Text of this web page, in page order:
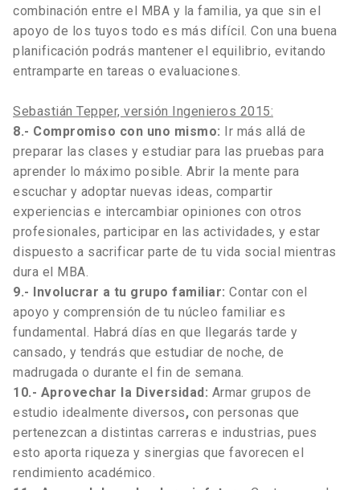
combinación entre el MBA y la familia, ya que sin el
apoyo de los tuyos todo es más difícil. Con una buena
planificación podrás mantener el equilibrio, evitando
entramparte en tareas o evaluaciones.
Sebastián Tepper, versión Ingenieros 2015:
8.- Compromiso con uno mismo: Ir más allá de
preparar las clases y estudiar para las pruebas para
aprender lo máximo posible. Abrir la mente para
escuchar y adoptar nuevas ideas, compartir
experiencias e intercambiar opiniones con otros
profesionales, participar en las actividades, y estar
dispuesto a sacrificar parte de tu vida social mientras
dura el MBA.
9.-
Involucrar a tu grupo familiar: Contar con el
apoyo y comprensión de tu núcleo familiar es
fundamental. Habrá días en que llegarás tarde y
cansado, y tendrás que estudiar de noche, de
madrugada o durante el fin de semana.
10.- Aprovechar la Diversidad: Armar grupos de
estudio idealmente diversos, con personas que
pertenezcan a distintas carreras e industrias, pues
esto aporta riqueza y sinergias que favorecen el
rendimiento académico.